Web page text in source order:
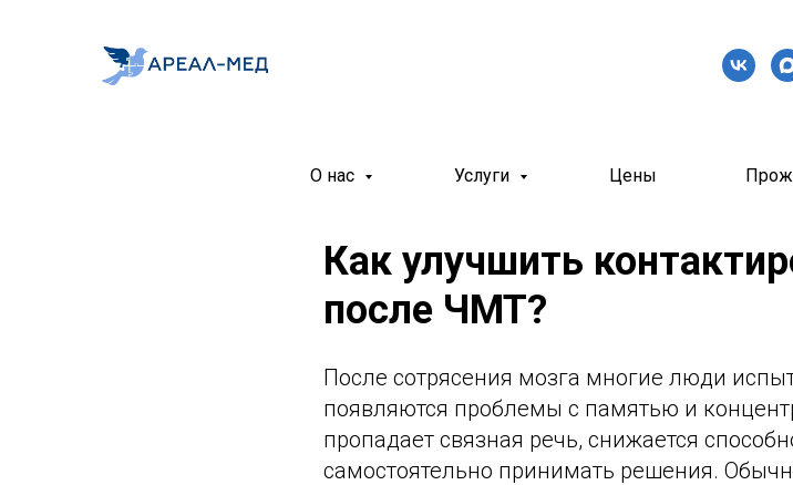
О нас Услуги Цены
Как улучшить
после ЧМТ?
После сотрясения мозга многие люди
появляются проблемы с памятью и
пропадает связная речь, снижается
самостоятельно принимать решения.